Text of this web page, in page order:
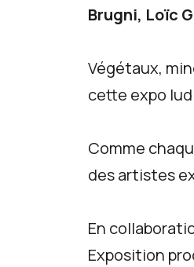
Brugni, Loïc
Végétaux,
cette expo
Comme
des artistes
En
Exposition